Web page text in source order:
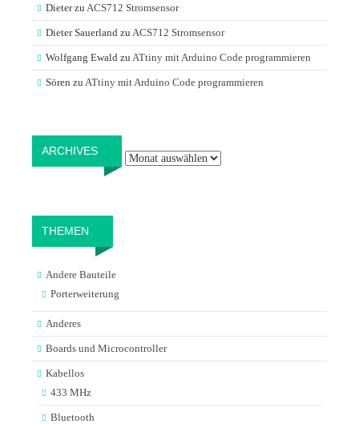
Dieterzu ACS712 Stromsensor
Dieter Sauerland zu ACS712 Stromsensor
Wolfgang Ewald zu ATtiny mit Arduino Code programmieren
Sören zu ATtiny mit Arduino Code programmieren
ARCHIVES
THEMEN
Andere Bauteile
Porterweiterung
Anderes
Boards und Microcontroller
Kabellos
433 MHz
Bluetooth